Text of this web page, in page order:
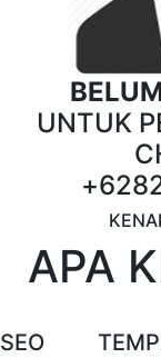
UNTUK
APA